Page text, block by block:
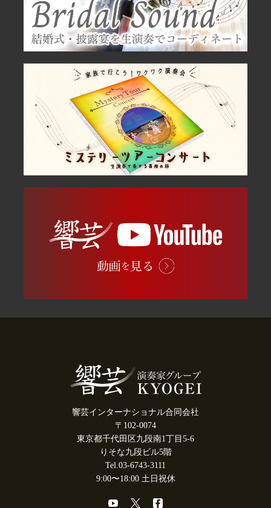
響芸インターナショナル合同会社
〒102-0074
東京都千代田区九段南1丁目5-6
りそな九段ビル5階
Tel.03-6743-3111
9:00〜18:00 土日祝休